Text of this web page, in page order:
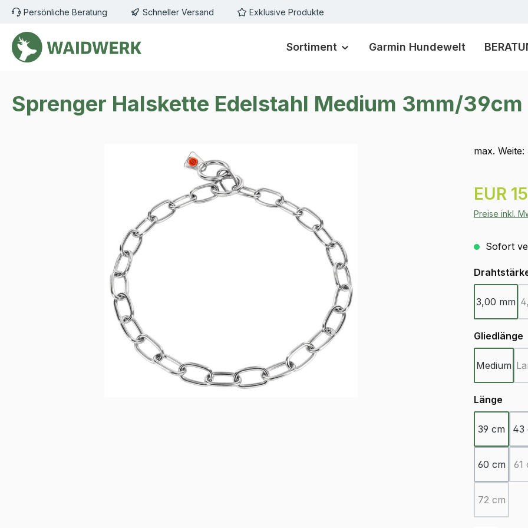
Hauptinhalt springen
Zur Suche springen
Zur Hauptnavigation springen
Persönliche Beratung Schneller Versand Exklusive Produkte
Sortiment Garmin Hundewelt
Sprenger Halskette Edelstahl Medium 3mm/39cm
max. Weite:
Regulärer
EUR
Preise inkl.
Sofort
3,00 mm
Gliedlänge
Medium
Länge
39 cm 43
60 cm 61
72 cm
(Diese